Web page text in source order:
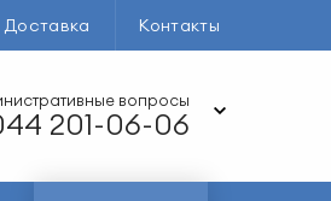
Доставка Контакты
вопросы
201-06-06